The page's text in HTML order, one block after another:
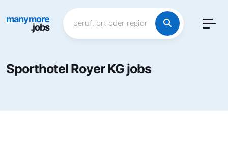
manymore
.jobs
Sporthotel Royer KG jobs